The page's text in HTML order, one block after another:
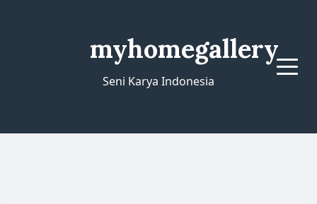
myhomegallery
Seni Karya Indonesia
Menu